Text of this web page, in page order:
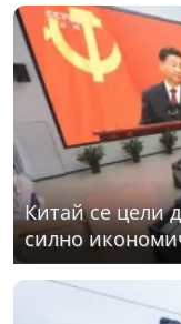
Китай се цели
силно